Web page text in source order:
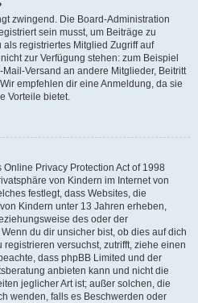
zwingend. Die Board-Administration
sein musst, um Beiträge zu
registriertes Mitglied Zugriff auf
zur Verfügung stehen: zum Beispiel
Versand an andere Mitglieder, Beitritt
empfehlen dir eine Anmeldung, da sie
Vorteile bietet.
Privacy Protection Act of 1998
von Kindern im Internet von
festlegt, dass Websites, die
Kindern unter 13 Jahren erheben,
des oder der
du dir unsicher bist, ob dies auf dich
versuchst, zutrifft, ziehe einen
dass phpBB Limited und der
anbieten kann und nicht die
jeglicher Art ist; außer solchen, die
wenden, falls es Beschwerden oder